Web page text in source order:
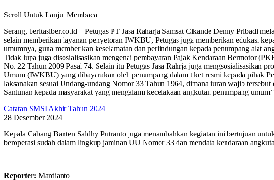
Scroll Untuk Lanjut Membaca
Serang, beritasiber.co.id – Petugas PT Jasa Raharja Samsat Cikande Denny Pribadi
selain memberikan layanan penyetoran IWKBU, Petugas juga memberikan edukasi
umumnya, guna memberikan keselamatan dan perlindungan kepada penumpang alat
Tidak lupa juga disosialisasikan mengenai pembayaran Pajak Kendaraan Bermotor
No. 22 Tahun 2009 Pasal 74. Selain itu Petugas Jasa Rahrja juga mengsosialisasikan
Umum (IWKBU) yang dibayarakan oleh penumpang dalam tiket resmi kepada pihak
laksanakan sesuai Undang-undang Nomor 33 Tahun 1964, dimana iuran wajib
Santunan kepada masyarakat yang mengalami kecelakaan angkutan penumpang
Catatan SMSI Akhir Tahun 2024
28 Desember 2024
Kepala Cabang Banten Saldhy Putranto juga menambahkan kegiatan ini bertujuan
beroperasi sudah dalam lingkup jaminan UU Nomor 33 dan mendata kendaraan
Reporter: Mardianto